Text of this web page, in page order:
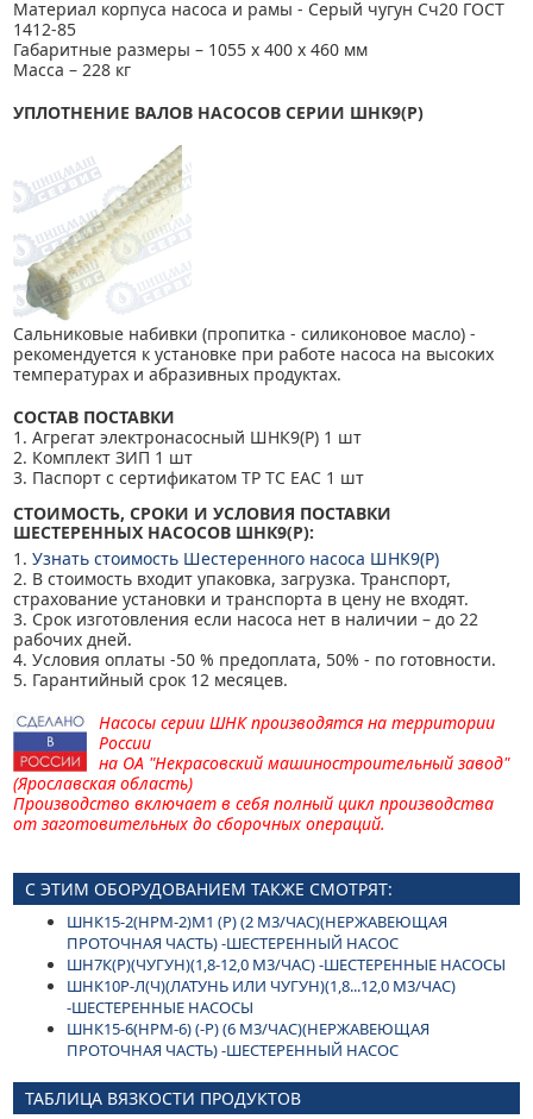
Материал корпуса насоса и рамы - Серый чугун Сч20 ГОСТ
1412-85
Габаритные размеры – 1055 х 400 х 460 мм
Масса – 228 кг
УПЛОТНЕНИЕ ВАЛОВ НАСОСОВ СЕРИИ ШНК9(Р)
Сальниковые набивки (пропитка - силиконовое масло) -
рекомендуется к установке при работе насоса на высоких
температурах и абразивных продуктах.
СОСТАВ ПОСТАВКИ
1. Агрегат электронасосный ШНК9(Р) 1 шт
2. Комплект ЗИП 1 шт
3. Паспорт с сертификатом ТР ТС ЕАС 1 шт
СТОИМОСТЬ, СРОКИ И УСЛОВИЯ ПОСТАВКИ
ШЕСТЕРЕННЫХ НАСОСОВ ШНК9(Р):
1. Узнать стоимость Шестеренного насоса ШНК9(Р)
2. В стоимость входит упаковка, загрузка. Транспорт,
страхование установки и транспорта в цену не входят.
3. Срок изготовления если насоса нет в наличии – до 22
рабочих дней.
4. Условия оплаты -50 % предоплата, 50% - по готовности.
5. Гарантийный срок 12 месяцев.
Насосы серии ШНК производятся на территории
России
на ОА "Некрасовский машиностроительный завод"
(Ярославская область)
Производство включает в себя полный цикл производства
от заготовительных до сборочных операций.
С ЭТИМ ОБОРУДОВАНИЕМ ТАКЖЕ СМОТРЯТ:
ШНК15-2(НРМ-2)М1 (Р) (2 М3/ЧАС)(НЕРЖАВЕЮЩАЯ
ПРОТОЧНАЯ ЧАСТЬ) -ШЕСТЕРЕННЫЙ НАСОС
ШН7К(Р)(ЧУГУН)(1,8-12,0 М3/ЧАС) -ШЕСТЕРЕННЫЕ НАСОСЫ
ШНК10Р-Л(Ч)(ЛАТУНЬ ИЛИ ЧУГУН)(1,8...12,0 М3/ЧАС)
-ШЕСТЕРЕННЫЕ НАСОСЫ
ШНК15-6(НРМ-6) (-Р) (6 М3/ЧАС)(НЕРЖАВЕЮЩАЯ
ПРОТОЧНАЯ ЧАСТЬ) -ШЕСТЕРЕННЫЙ НАСОС
ТАБЛИЦА ВЯЗКОСТИ ПРОДУКТОВ